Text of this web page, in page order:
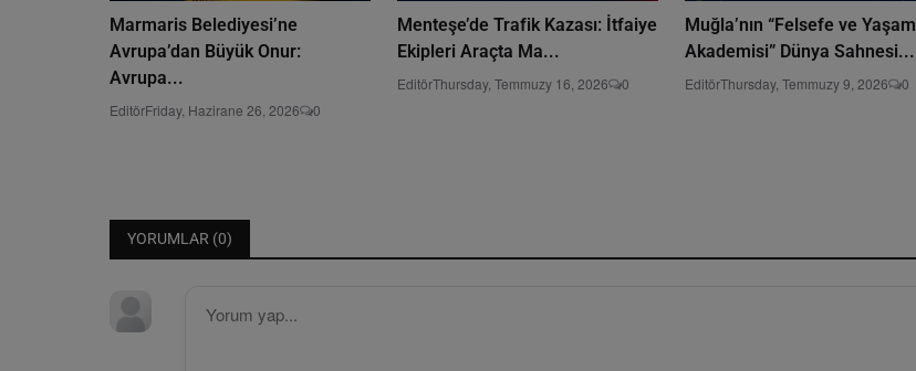
Marmaris Belediyesi’ne
Avrupa’dan Büyük Onur:
Avrupa...
EditörFriday, Hazirane 26, 2026 0
Menteşe’de Trafik Kazası: İtfaiye
Ekipleri Araçta Ma...
EditörThursday, Temmuzy 16, 2026 0
Muğla’nın “Felsefe ve Yaşam
Akademisi” Dünya Sahnesi...
EditörThursday, Temmuzy 9, 2026 0
YORUMLAR (0)